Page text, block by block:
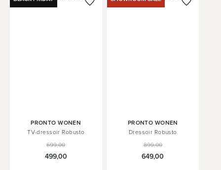
PRONTO WONEN
TV-dressoir Robusto
699,00
499,00
PRONTO WONEN
Dressoir Robusto
899,00
649,00